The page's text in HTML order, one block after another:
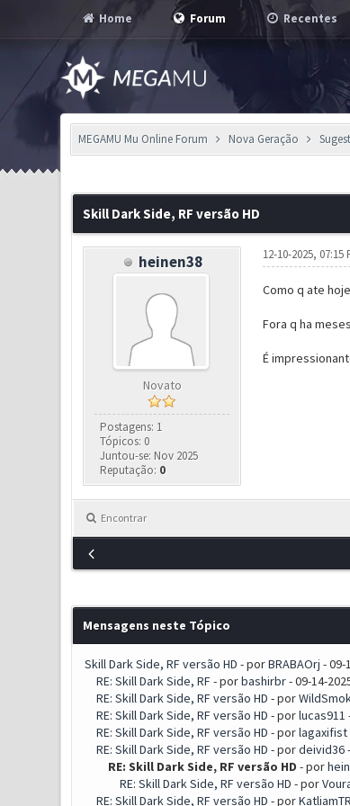
Home Forum Recentes
MEGAMU Mu Online Forum Nova Geração
Skill Dark Side, RF versão HD
heinen38
Novato
Postagens: 1
Tópicos: 0
Juntou-se: Nov 2025
Reputação: 0
12-10-2025, 07:15
Como q ate
Fora q ha
É
Encontrar
Mensagens neste Tópico
Skill Dark Side, RF versão HD - porBRABAOrj - 09-
RE: Skill Dark Side, RF- porbashirbr- 09-14-
RE: Skill Dark Side, RF versão HD - por
RE: Skill Dark Side, RF versão HD - porlucas911
RE: Skill Dark Side, RF versão HD - porlagaxifist
RE: Skill Dark Side, RF versão HD - pordeivid36
RE: Skill Dark Side, RF versão HD - por
RE: Skill Dark Side, RF versão HD - por
RE: Skill Dark Side, RF versão HD - porKatliamTR